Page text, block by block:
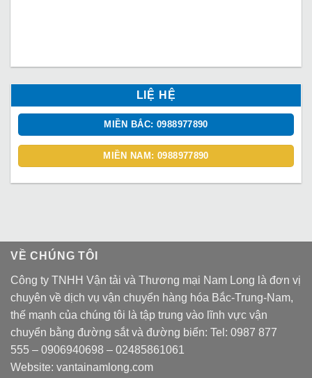
LIỆ HỆ
MIỀN BẮC: 0988977890
MIỀN NAM: 0988977890
VỀ CHÚNG TÔI
Công ty TNHH Vận tải và Thương mại Nam Long là đơn vị
chuyên về dịch vụ vận chuyển hàng hóa Bắc-Trung-Nam,
thế mạnh của chúng tôi là tập trung vào lĩnh vực vận
chuyển bằng đường sắt và đường biển: Tel: 0987 877
555 – 0906940698 – 02485861061
Website: vantainamlong.com